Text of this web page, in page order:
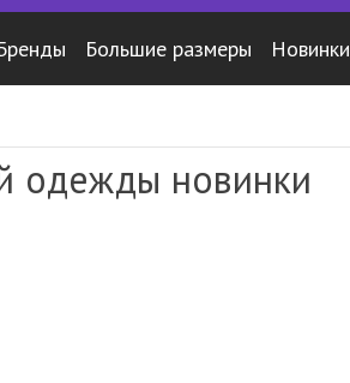
Большие размеры Новинки
одежды новинки